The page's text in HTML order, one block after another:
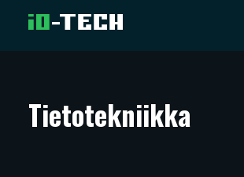
ARTIKKELIT
Tietotekniikka